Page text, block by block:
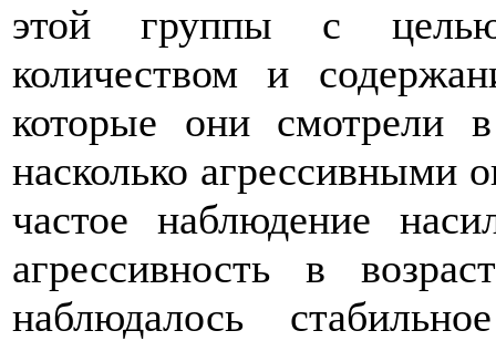
этой группы с
количеством и
которые они смотрели
насколько агрессивными
частое наблюдение
агрессивность в
наблюдалось